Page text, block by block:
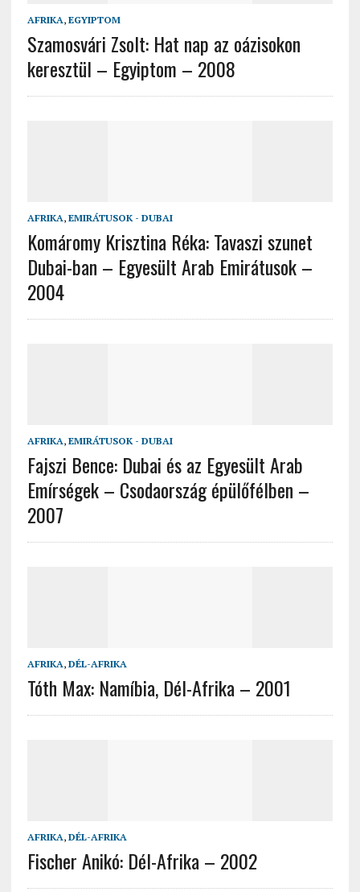
AFRIKA, EGYIPTOM
Szamosvári Zsolt: Hat nap az oázisokon
keresztül – Egyiptom – 2008
AFRIKA, EMIRÁTUSOK - DUBAI
Komáromy Krisztina Réka: Tavaszi szunet
Dubai-ban – Egyesült Arab Emirátusok –
2004
AFRIKA, EMIRÁTUSOK - DUBAI
Fajszi Bence: Dubai és az Egyesült Arab
Emírségek – Csodaország épülőfélben –
2007
AFRIKA, DÉL-AFRIKA
Tóth Max: Namíbia, Dél-Afrika – 2001
AFRIKA, DÉL-AFRIKA
Fischer Anikó: Dél-Afrika – 2002